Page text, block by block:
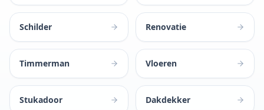
Schilder Renovatie
Timmerman Vloeren
Stukadoor Dakdekker